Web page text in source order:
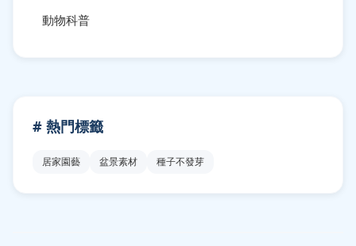
動物科普
# 熱門標籤
居家園藝 盆景素材 種子不發芽